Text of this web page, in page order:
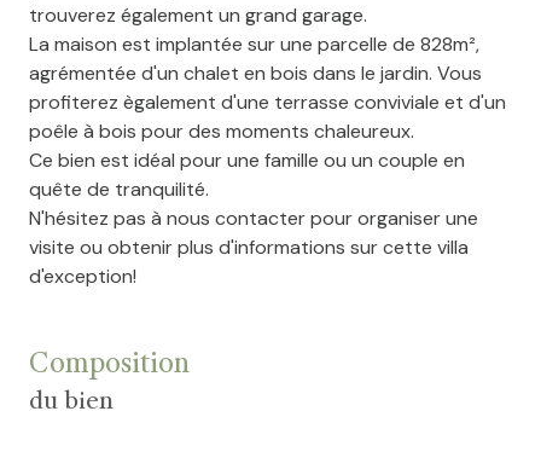
trouverez également un grand garage.
La maison est implantée sur une parcelle de 828m²,
agrémentée d'un chalet en bois dans le jardin. Vous
profiterez ègalement d'une terrasse conviviale et d'un
poêle à bois pour des moments chaleureux.
Ce bien est idéal pour une famille ou un couple en
quête de tranquilité.
N'hésitez pas à nous contacter pour organiser une
visite ou obtenir plus d'informations sur cette villa
d'exception!
Composition
du bien